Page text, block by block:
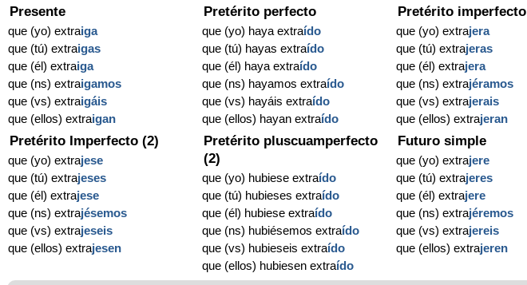
Presente
que (yo) extraiga
que (tú) extraigas
que (él) extraiga
que (ns) extraigamos
que (vs) extraigáis
que (ellos) extraigan
Pretérito perfecto
que (yo) haya extraído
que (tú) hayas extraído
que (él) haya extraído
que (ns) hayamos extraído
que (vs) hayáis extraído
que (ellos) hayan extraído
Pretérito imperfecto
que (yo) extrajera
que (tú) extrajeras
que (él) extrajera
que (ns) extrajéramos
que (vs) extrajerais
que (ellos) extrajeran
Pretérito Imperfecto (2)
que (yo) extrajese
que (tú) extrajeses
que (él) extrajese
que (ns) extrajésemos
que (vs) extrajeseis
que (ellos) extrajesen
Pretérito pluscuamperfecto
(2)
que (yo) hubiese extraído
que (tú) hubieses extraído
que (él) hubiese extraído
que (ns) hubiésemos extraído
que (vs) hubieseis extraído
que (ellos) hubiesen extraído
Futuro simple
que (yo) extrajere
que (tú) extrajeres
que (él) extrajere
que (ns) extrajéremos
que (vs) extrajereis
que (ellos) extrajeren